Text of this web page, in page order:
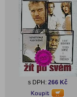
s DPH: 266 Kč